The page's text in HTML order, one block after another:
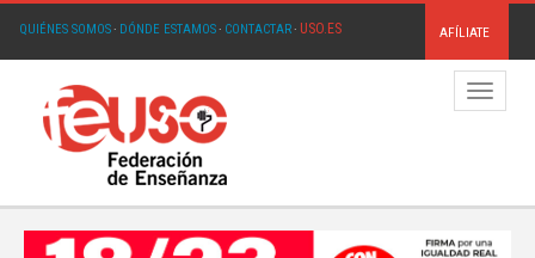
QUIÉNES SOMOS· DÓNDE ESTAMOS· CONTACTAR· USO.ES AFÍLIATE
Menú